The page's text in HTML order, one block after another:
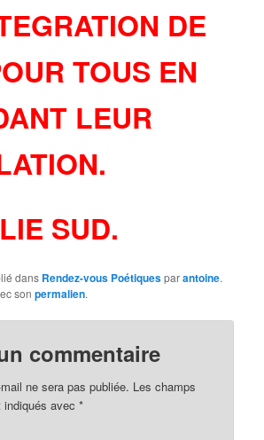
DE
TOUS EN
LEUR
SUD.
dans Rendez-vous Poétiquesparantoine.
sonpermalien.
commentaire
ne sera pas publiée. Les champs
indiqués avec*